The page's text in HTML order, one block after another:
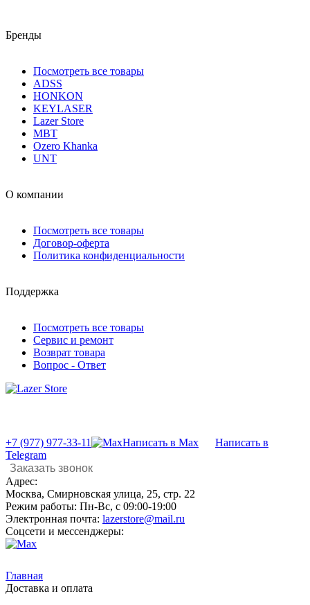
Бренды
Посмотреть все товары
ADSS
HONKON
KEYLASER
Lazer Store
MBT
Ozero Khanka
UNT
О компании
Посмотреть все товары
Договор-оферта
Политика конфиденциальности
Поддержка
Посмотреть все товары
Сервис и ремонт
Возврат товара
Вопрос - Ответ
+7 (977) 977-33-11 Написать в Max
Написать в
Telegram
Заказать звонок
Адрес:
Москва, Смирновская улица, 25, стр. 22
Режим работы: Пн-Вс, с 09:00-19:00
Электронная почта: lazerstore@mail.ru
Соцсети и мессенджеры:
Главная
Доставка и оплата